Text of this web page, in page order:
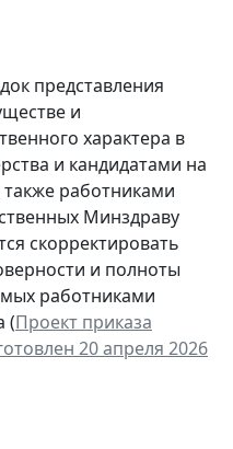
представления
и
характера в
и кандидатами на
работниками
Минздраву
скорректировать
и полноты
работниками
(Проект приказа
20 апреля 2026